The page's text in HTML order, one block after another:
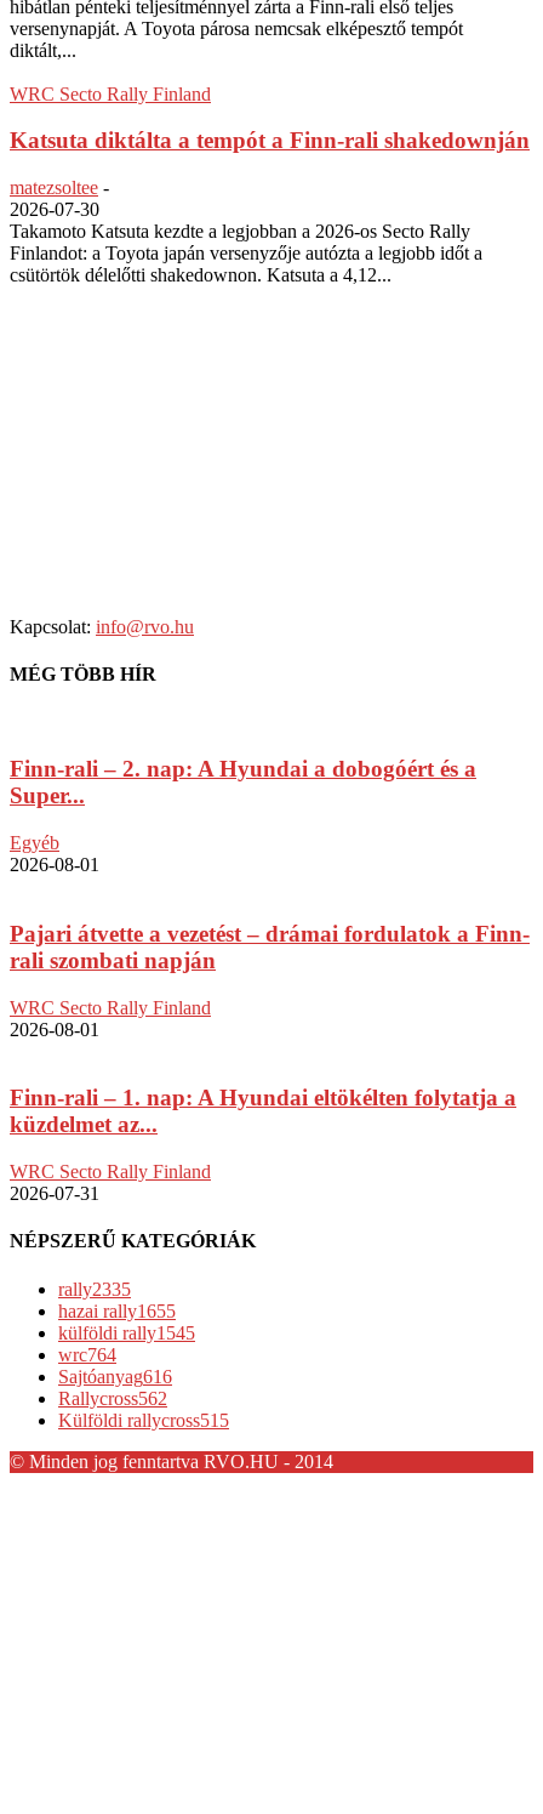
hibátlan pénteki teljesítménnyel zárta a Finn-rali első teljes
versenynapját. A Toyota párosa nemcsak elképesztő tempót
diktált,...
WRC Secto Rally Finland
Katsuta diktálta a tempót a Finn-rali shakedownján
matezsoltee -
2026-07-30
Takamoto Katsuta kezdte a legjobban a 2026-os Secto Rally
Finlandot: a Toyota japán versenyzője autózta a legjobb időt a
csütörtök délelőtti shakedownon. Katsuta a 4,12...
Kapcsolat: info@rvo.hu
MÉG TÖBB HÍR
Finn-rali – 2. nap: A Hyundai a dobogóért és a
Super...
Egyéb
2026-08-01
Pajari átvette a vezetést – drámai fordulatok a Finn-
rali szombati napján
WRC Secto Rally Finland
2026-08-01
Finn-rali – 1. nap: A Hyundai eltökélten folytatja a
küzdelmet az...
WRC Secto Rally Finland
2026-07-31
NÉPSZERŰ KATEGÓRIÁK
rally2335
hazai rally1655
külföldi rally1545
wrc764
Sajtóanyag616
Rallycross562
Külföldi rallycross515
© Minden jog fenntartva RVO.HU - 2014